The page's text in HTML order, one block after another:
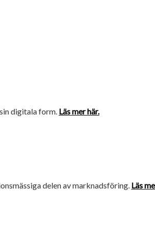
digitala form. Läs mer här.
delen av marknadsföring. Läs